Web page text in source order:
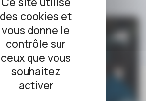
des cookies et
vous donne le
contrôle sur
ceux que vous
souhaitez
activer